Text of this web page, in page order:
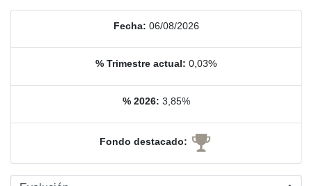
Fecha: 06/08/2026
% Trimestre actual: 0,03%
% 2026: 3,85%
Fondo destacado: